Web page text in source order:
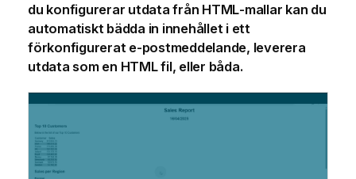
du konfigurerar utdata från HTML-mallar kan du
automatiskt bädda in innehållet i ett
förkonfigurerat e-postmeddelande, leverera
utdata som en HTMLfil, eller båda.